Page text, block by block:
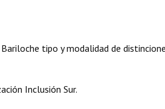
tipo y modalidad de
Inclusión Sur.